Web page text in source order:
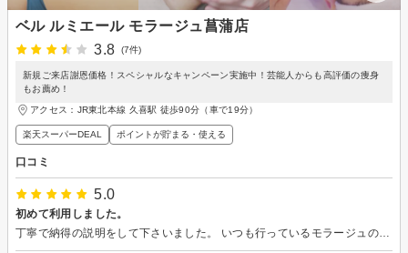
ベル ルミエール モラージュ菖蒲店
3.8
(7件)
新規ご来店謝恩価格！スペシャルなキャンペーン実施中！芸能人からも高評価の痩身
もお薦め！
アクセス：JR東北本線 久喜駅 徒歩90分（車で19分）
楽天スーパーDEAL ポイントが貯まる・使える
口コミ
5.0
初めて利用しました。
丁寧で納得の説明をして下さいました。 いつも行っているモラージュの店舗でしたのでエステサロンはほぼ初めてでしたがあまり抵抗なく行けました。 雰囲気も良かったです。